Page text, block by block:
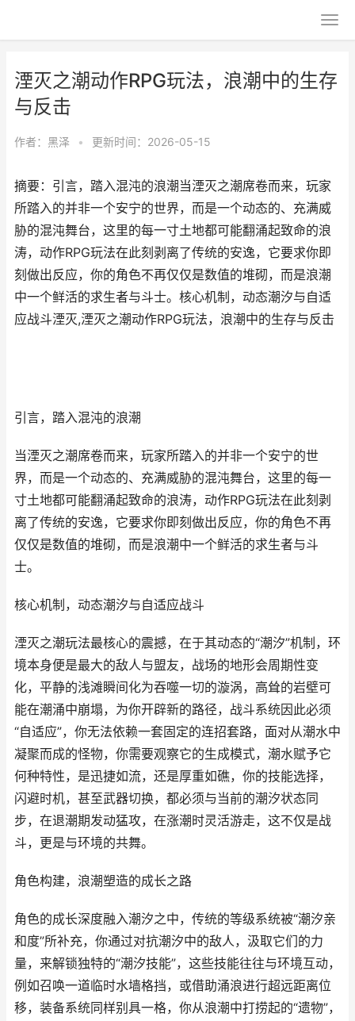
湮灭之潮动作RPG玩法，浪潮中的生存
与反击
作者： 黑泽 • 更新时间：2026-05-15
摘要：引言，踏入混沌的浪潮当湮灭之潮席卷而来，玩家
所踏入的并非一个安宁的世界，而是一个动态的、充满威
胁的混沌舞台，这里的每一寸土地都可能翻涌起致命的浪
涛，动作RPG玩法在此刻剥离了传统的安逸，它要求你即
刻做出反应，你的角色不再仅仅是数值的堆砌，而是浪潮
中一个鲜活的求生者与斗士。核心机制，动态潮汐与自适
应战斗湮灭,湮灭之潮动作RPG玩法，浪潮中的生存与反击
引言，踏入混沌的浪潮
当湮灭之潮席卷而来，玩家所踏入的并非一个安宁的世
界，而是一个动态的、充满威胁的混沌舞台，这里的每一
寸土地都可能翻涌起致命的浪涛，动作RPG玩法在此刻剥
离了传统的安逸，它要求你即刻做出反应，你的角色不再
仅仅是数值的堆砌，而是浪潮中一个鲜活的求生者与斗
士。
核心机制，动态潮汐与自适应战斗
湮灭之潮玩法最核心的震撼，在于其动态的“潮汐”机制，环
境本身便是最大的敌人与盟友，战场的地形会周期性变
化，平静的浅滩瞬间化为吞噬一切的漩涡，高耸的岩壁可
能在潮涌中崩塌，为你开辟新的路径，战斗系统因此必须
“自适应”，你无法依赖一套固定的连招套路，面对从潮水中
凝聚而成的怪物，你需要观察它的生成模式，潮水赋予它
何种特性，是迅捷如流，还是厚重如礁，你的技能选择，
闪避时机，甚至武器切换，都必须与当前的潮汐状态同
步，在退潮期发动猛攻，在涨潮时灵活游走，这不仅是战
斗，更是与环境的共舞。
角色构建，浪潮塑造的成长之路
角色的成长深度融入潮汐之中，传统的等级系统被“潮汐亲
和度”所补充，你通过对抗潮汐中的敌人，汲取它们的力
量，来解锁独特的“潮汐技能”，这些技能往往与环境互动，
例如召唤一道临时水墙格挡，或借助涌浪进行超远距离位
移，装备系统同样别具一格，你从浪潮中打捞起的“遗物”，